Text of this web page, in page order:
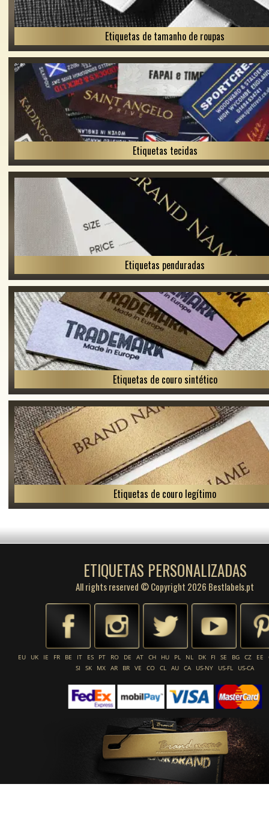
Etiquetas de tamanho de roupas
Etiquetas tecidas
Etiquetas penduradas
Etiquetas de couro sintético
Etiquetas de couro legítimo
ETIQUETAS PERSONALIZADAS
All rights reserved © Copyright 2026 Bestlabels.pt
EU UK IE FR BE IT ES PT RO DE AT CH HU PL NL DK FI SE BG CZ EE
SI
SK MX AR BR VE CO CL AU CA US-NY US-FL US-CA